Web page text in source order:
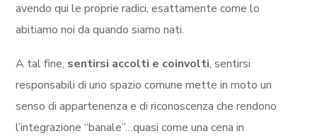
avendo qui le proprie radici, esattamente come lo
abitiamo noi da quando siamo nati.
A tal fine, sentirsi accolti e coinvolti, sentirsi
responsabili di uno spazio comune mette in moto un
senso di appartenenza e di riconoscenza che rendono
l’integrazione “banale”…quasi come una cena in